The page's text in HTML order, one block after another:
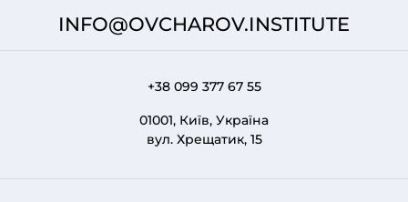
INFO@OVCHAROV.INSTITUTE
+38 099 377 67 55
01001, Київ, Україна
вул. Хрещатик, 15